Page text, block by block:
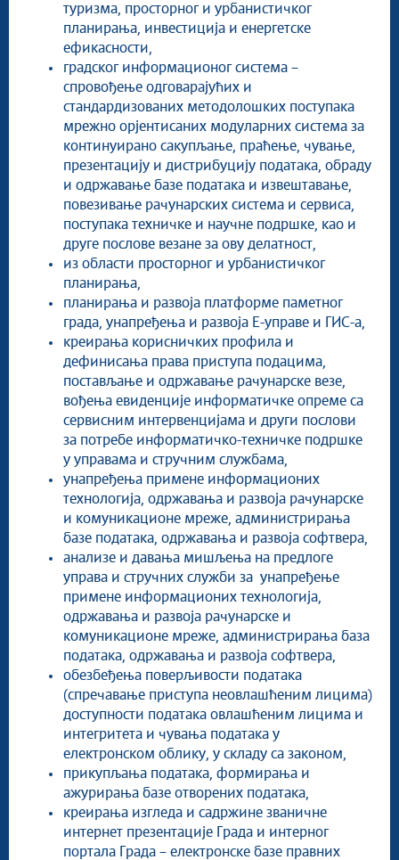
туризма, просторног и урбанистичког
планирања, инвестиција и енергетске
ефикасности,
градског информационог система –
спровођење одговарајућих и
стандардизованих методолошких поступака
мрежно орјентисаних модуларних система за
континуирано сакупљање, праћење, чување,
презентацију и дистрибуцију података, обраду
и одржавање базе података и извештавање,
повезивање рачунарских система и сервиса,
поступака техничке и научне подршке, као и
друге послове везане за ову делатност,
из области просторног и урбанистичког
планирања,
планирања и развоја платформе паметног
града, унапређења и развоја Е-управе и ГИС-а,
креирања корисничких профила и
дефинисања права приступа подацима,
постављање и одржавање рачунарске везе,
вођења евиденције информатичке опреме са
сервисним интервенцијама и други послови
за потребе информатичко-техничке подршке
у управама и стручним службама,
унапређења примене информационих
технологија, одржавања и развоја рачунарске
и комуникационе мреже, администрирања
базе података, одржавања и развоја софтвера,
анализе и давања мишљења на предлоге
управа и стручних служби за унапређење
примене информационих технологија,
одржавања и развоја рачунарске и
комуникационе мреже, администрирања база
података, одржавања и развоја софтвера,
обезбеђења поверљивости података
(спречавање приступа неовлашћеним лицима)
доступности података овлашћеним лицима и
интегритета и чувања података у
електронском облику, у складу са законом,
прикупљања података, формирања и
ажурирања базе отворених података,
креирања изгледа и садржине званичне
интернет презентације Града и интерног
портала Града – електронске базе правних